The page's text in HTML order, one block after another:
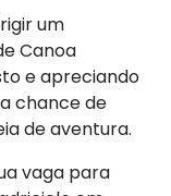
um
Canoa
e apreciando
chance de
de aventura.
vaga para